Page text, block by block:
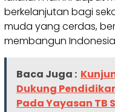
berkelanjutan bagi
muda yang cerdas,
membangun
Baca Juga :
Dukung
Pada Yayasan TB